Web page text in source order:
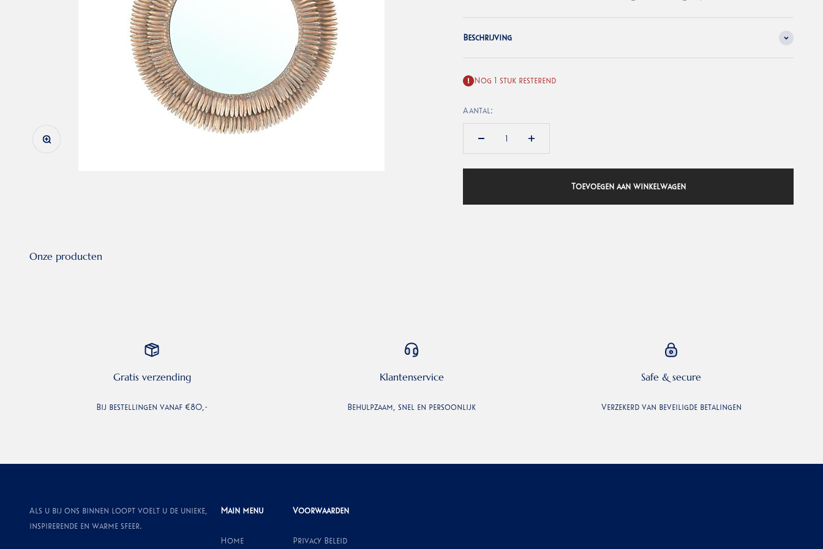
In-/uitzoomen
Beschrijving
Nog 1 stuk resterend
Aantal:
Toevoegen aan winkelwagen
Gratis verzending
Bij bestellingen vanaf €80,-
Klantenservice
Behulpzaam, snel en persoonlijk
Safe & secure
Verzekerd van beveiligde betalingen
Als u bij ons binnen loopt voelt u de unieke,
inspirerende en warme sfeer.
Main menu
Home
Voorwaarden
Privacy Beleid